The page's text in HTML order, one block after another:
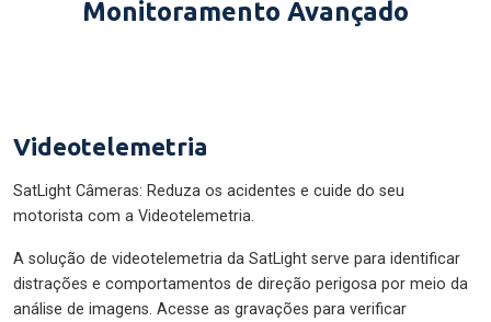
Monitoramento Avançado
Videotelemetria
SatLight Câmeras: Reduza os acidentes e cuide do seu
motorista com a Videotelemetria.
A solução de videotelemetria da SatLight serve para identificar
distrações e comportamentos de direção perigosa por meio da
análise de imagens. Acesse as gravações para verificar